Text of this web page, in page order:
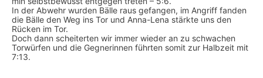
In der Abwehr wurden Bälle raus gefangen, im Angriff fanden
die Bälle den Weg ins Tor und Anna-Lena stärkte uns den
Rücken im Tor.
Doch dann scheiterten wir immer wieder an zu schwachen
Torwürfen und die Gegnerinnen führten somit zur Halbzeit mit
7:13.